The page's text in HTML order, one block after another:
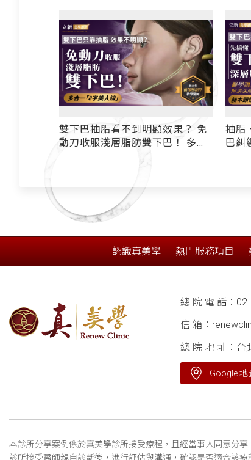
雙下巴抽脂看不到明顯效果？ 免
動刀收服淺層脂肪雙下巴！ 多合
抽脂
巴糾
認識真美學 熱門服務項目
總 院 電 話：
信 箱：
總 院 地 址：台
Google 地
本診所分享案例係於真美學診所接受療程，且經當事人同意分
診所接受醫師親自診斷後，進行評估與溝通，確認是否適合該